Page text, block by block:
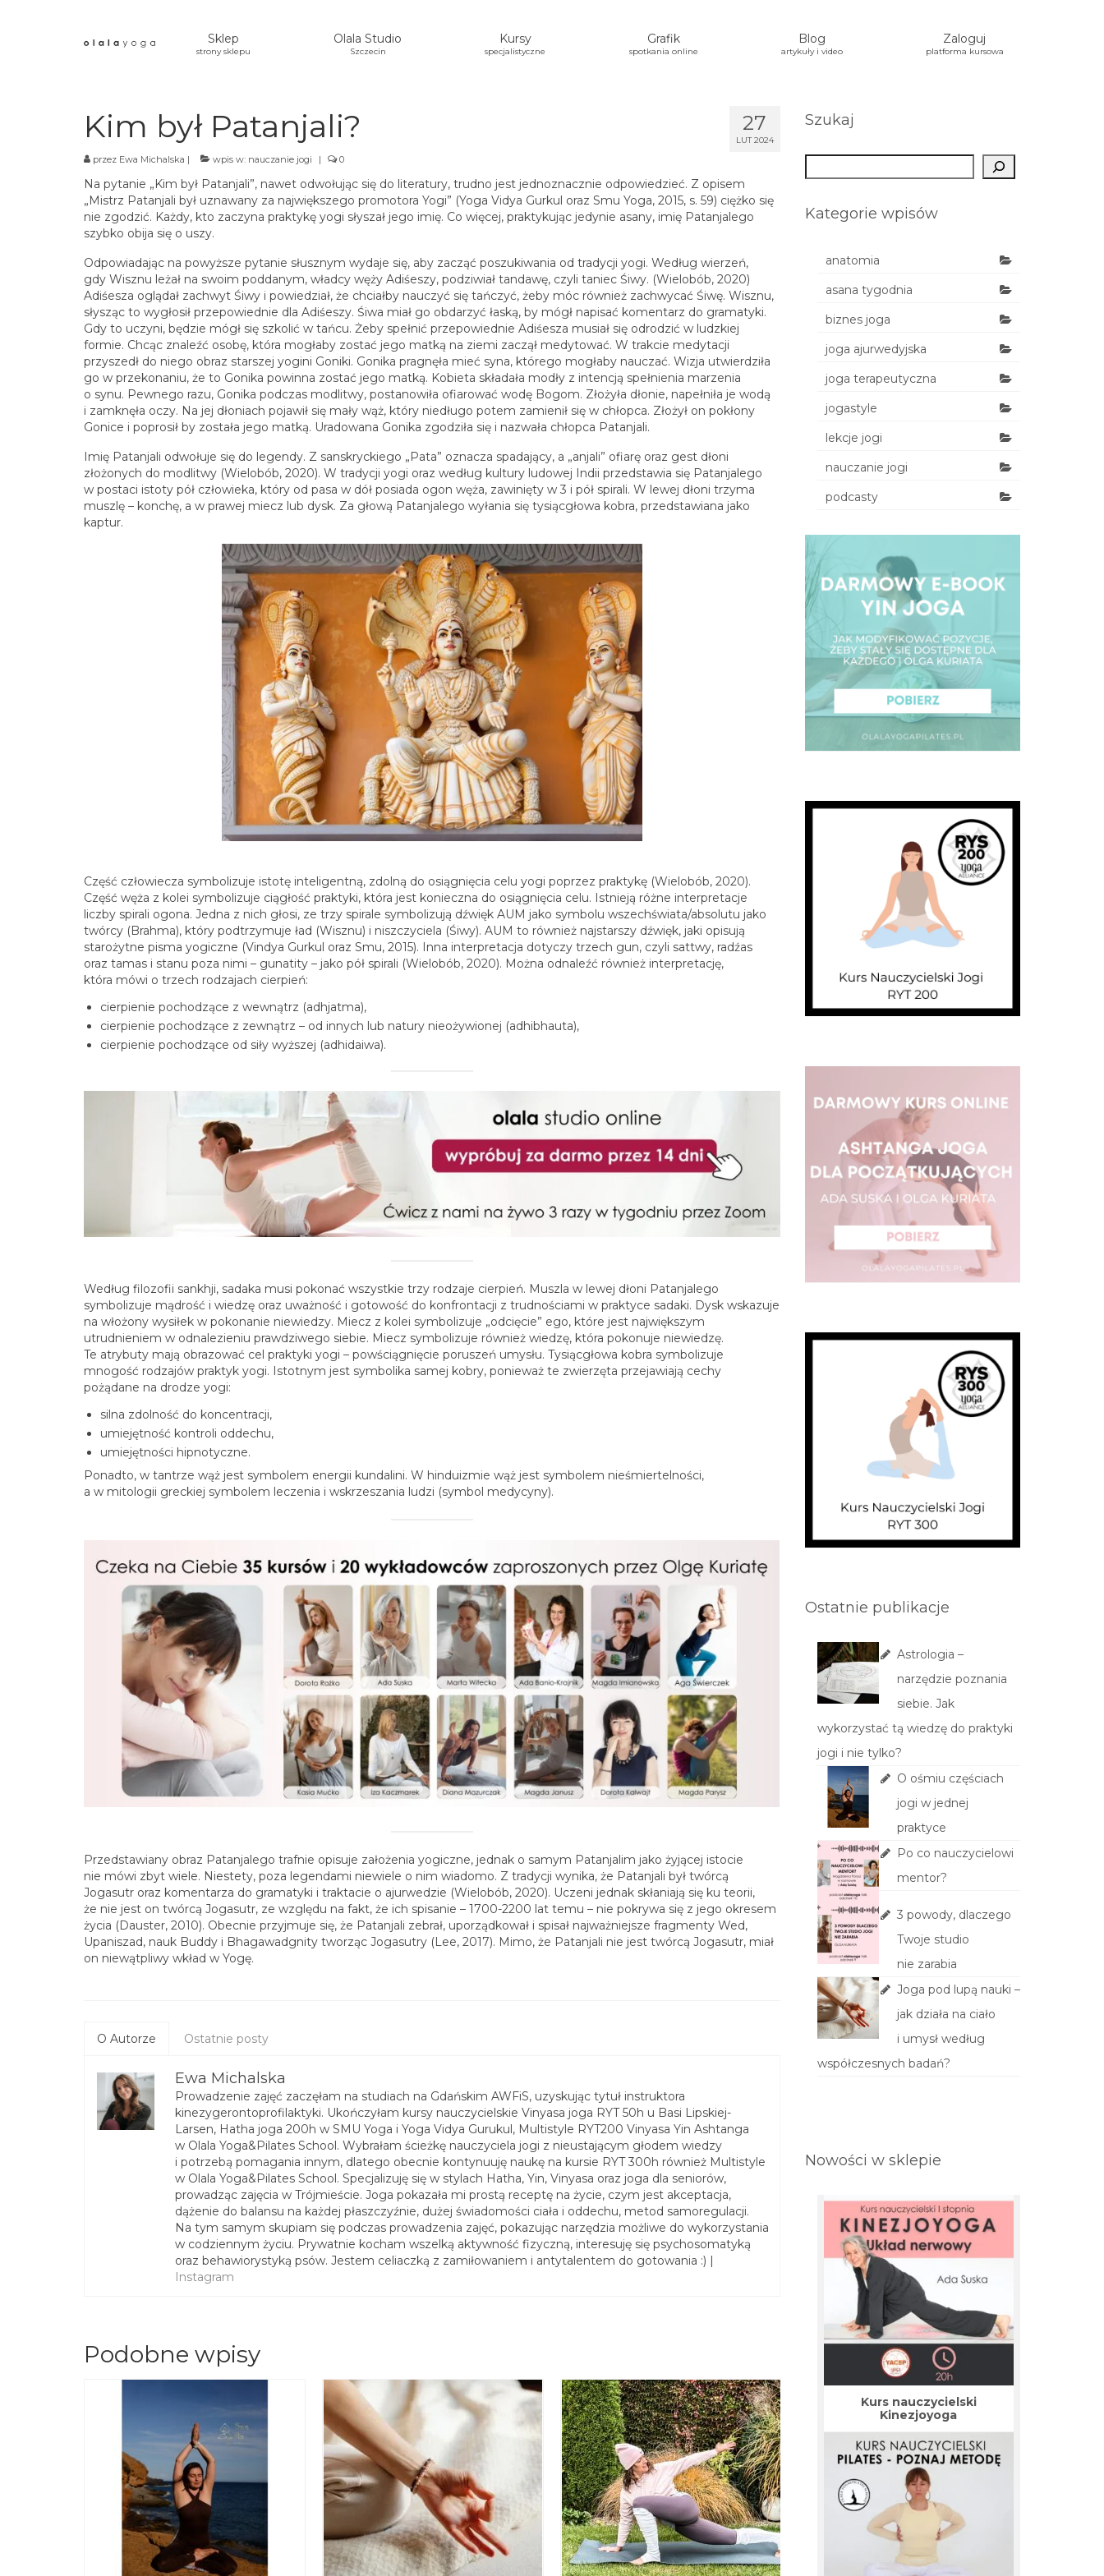
Sklep
strony sklepu
Olala Studio
Szczecin
Kursy
specjalistyczne
Grafik
spotkania online
Blog
artykuły i video
Zaloguj
platforma kursowa
27
LUT 2024
Kim był Patanjali?
przez Ewa Michalska | wpis w: nauczanie jogi | 0
Na pytanie „Kim był Patanjali”, nawet odwołując się do literatury, trudno jest jednoznacznie odpowiedzieć. Z opisem
„Mistrz Patanjali był uznawany za największego promotora Yogi” (Yoga Vidya Gurkul oraz Smu Yoga, 2015, s. 59) ciężko się
nie zgodzić. Każdy, kto zaczyna praktykę yogi słyszał jego imię. Co więcej, praktykując jedynie asany, imię Patanjalego
szybko obija się o uszy.
Odpowiadając na powyższe pytanie słusznym wydaje się, aby zacząć poszukiwania od tradycji yogi. Według wierzeń,
gdy Wisznu leżał na swoim poddanym, władcy węży Adiśeszy, podziwiał tandawę, czyli taniec Śiwy. (Wielobób, 2020)
Adiśesza oglądał zachwyt Śiwy i powiedział, że chciałby nauczyć się tańczyć, żeby móc również zachwycać Śiwę. Wisznu,
słysząc to wygłosił przepowiednie dla Adiśeszy. Śiwa miał go obdarzyć łaską, by mógł napisać komentarz do gramatyki.
Gdy to uczyni, będzie mógł się szkolić w tańcu. Żeby spełnić przepowiednie Adiśesza musiał się odrodzić w ludzkiej
formie. Chcąc znaleźć osobę, która mogłaby zostać jego matką na ziemi zaczął medytować. W trakcie medytacji
przyszedł do niego obraz starszej yogini Goniki. Gonika pragnęła mieć syna, którego mogłaby nauczać. Wizja utwierdziła
go w przekonaniu, że to Gonika powinna zostać jego matką. Kobieta składała modły z intencją spełnienia marzenia
o synu. Pewnego razu, Gonika podczas modlitwy, postanowiła ofiarować wodę Bogom. Złożyła dłonie, napełniła je wodą
i zamknęła oczy. Na jej dłoniach pojawił się mały wąż, który niedługo potem zamienił się w chłopca. Złożył on pokłony
Gonice i poprosił by została jego matką. Uradowana Gonika zgodziła się i nazwała chłopca Patanjali.
Imię Patanjali odwołuje się do legendy. Z sanskryckiego „Pata” oznacza spadający, a „anjali” ofiarę oraz gest dłoni
złożonych do modlitwy (Wielobób, 2020). W tradycji yogi oraz według kultury ludowej Indii przedstawia się Patanjalego
w postaci istoty pół człowieka, który od pasa w dół posiada ogon węża, zawinięty w 3 i pół spirali. W lewej dłoni trzyma
muszlę – konchę, a w prawej miecz lub dysk. Za głową Patanjalego wyłania się tysiącgłowa kobra, przedstawiana jako
kaptur.
Część człowiecza symbolizuje istotę inteligentną, zdolną do osiągnięcia celu yogi poprzez praktykę (Wielobób, 2020).
Część węża z kolei symbolizuje ciągłość praktyki, która jest konieczna do osiągnięcia celu. Istnieją różne interpretacje
liczby spirali ogona. Jedna z nich głosi, ze trzy spirale symbolizują dźwięk AUM jako symbolu wszechświata/absolutu jako
twórcy (Brahma), który podtrzymuje ład (Wisznu) i niszczyciela (Śiwy). AUM to również najstarszy dźwięk, jaki opisują
starożytne pisma yogiczne (Vindya Gurkul oraz Smu, 2015). Inna interpretacja dotyczy trzech gun, czyli sattwy, radźas
oraz tamas i stanu poza nimi – gunatity – jako pół spirali (Wielobób, 2020). Można odnaleźć również interpretację,
która mówi o trzech rodzajach cierpień:
cierpienie pochodzące z wewnątrz (adhjatma),
cierpienie pochodzące z zewnątrz – od innych lub natury nieożywionej (adhibhauta),
cierpienie pochodzące od siły wyższej (adhidaiwa).
Według filozofii sankhji, sadaka musi pokonać wszystkie trzy rodzaje cierpień. Muszla w lewej dłoni Patanjalego
symbolizuje mądrość i wiedzę oraz uważność i gotowość do konfrontacji z trudnościami w praktyce sadaki. Dysk wskazuje
na włożony wysiłek w pokonanie niewiedzy. Miecz z kolei symbolizuje „odcięcie” ego, które jest największym
utrudnieniem w odnalezieniu prawdziwego siebie. Miecz symbolizuje również wiedzę, która pokonuje niewiedzę.
Te atrybuty mają obrazować cel praktyki yogi – powściągnięcie poruszeń umysłu. Tysiącgłowa kobra symbolizuje
mnogość rodzajów praktyk yogi. Istotnym jest symbolika samej kobry, ponieważ te zwierzęta przejawiają cechy
pożądane na drodze yogi:
silna zdolność do koncentracji,
umiejętność kontroli oddechu,
umiejętności hipnotyczne.
Ponadto, w tantrze wąż jest symbolem energii kundalini. W hinduizmie wąż jest symbolem nieśmiertelności,
a w mitologii greckiej symbolem leczenia i wskrzeszania ludzi (symbol medycyny).
Przedstawiany obraz Patanjalego trafnie opisuje założenia yogiczne, jednak o samym Patanjalim jako żyjącej istocie
nie mówi zbyt wiele. Niestety, poza legendami niewiele o nim wiadomo. Z tradycji wynika, że Patanjali był twórcą
Jogasutr oraz komentarza do gramatyki i traktacie o ajurwedzie (Wielobób, 2020). Uczeni jednak skłaniają się ku teorii,
że nie jest on twórcą Jogasutr, ze względu na fakt, że ich spisanie – 1700-2200 lat temu – nie pokrywa się z jego okresem
życia (Dauster, 2010). Obecnie przyjmuje się, że Patanjali zebrał, uporządkował i spisał najważniejsze fragmenty Wed,
Upaniszad, nauk Buddy i Bhagawadgnity tworząc Jogasutry (Lee, 2017). Mimo, że Patanjali nie jest twórcą Jogasutr, miał
on niewątpliwy wkład w Yogę.
O Autorze Ostatnie posty
Ewa Michalska
Prowadzenie zajęć zaczęłam na studiach na Gdańskim AWFiS, uzyskując tytuł instruktora
kinezygerontoprofilaktyki. Ukończyłam kursy nauczycielskie Vinyasa joga RYT 50h u Basi Lipskiej-
Larsen, Hatha joga 200h w SMU Yoga i Yoga Vidya Gurukul, Multistyle RYT200 Vinyasa Yin Ashtanga
w Olala Yoga&Pilates School. Wybrałam ścieżkę nauczyciela jogi z nieustającym głodem wiedzy
i potrzebą pomagania innym, dlatego obecnie kontynuuję naukę na kursie RYT 300h również Multistyle
w Olala Yoga&Pilates School. Specjalizuję się w stylach Hatha, Yin, Vinyasa oraz joga dla seniorów,
prowadząc zajęcia w Trójmieście. Joga pokazała mi prostą receptę na życie, czym jest akceptacja,
dążenie do balansu na każdej płaszczyźnie, dużej świadomości ciała i oddechu, metod samoregulacji.
Na tym samym skupiam się podczas prowadzenia zajęć, pokazując narzędzia możliwe do wykorzystania
w codziennym życiu. Prywatnie kocham wszelką aktywność fizyczną, interesuję się psychosomatyką
oraz behawiorystyką psów. Jestem celiaczką z zamiłowaniem i antytalentem do gotowania :) |
Instagram
Podobne wpisy
Szukaj
Kategorie wpisów
anatomia
asana tygodnia
biznes joga
joga ajurwedyjska
joga terapeutyczna
jogastyle
lekcje jogi
nauczanie jogi
podcasty
Ostatnie publikacje
Astrologia –
narzędzie poznania
siebie. Jak
wykorzystać tą wiedzę do praktyki
jogi i nie tylko?
O ośmiu częściach
jogi w jednej
praktyce
Po co nauczycielowi
mentor?
3 powody, dlaczego
Twoje studio
nie zarabia
Joga pod lupą nauki –
jak działa na ciało
i umysł według
współczesnych badań?
Nowości w sklepie
Kurs nauczycielski
Kinezjoyoga